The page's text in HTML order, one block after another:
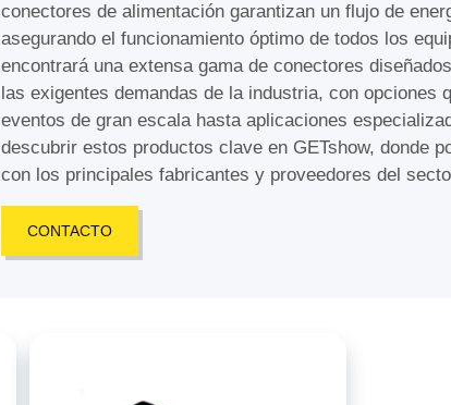
conectores de alimentación garantizan un flujo de
asegurando el funcionamiento óptimo de todos los
encontrará una extensa gama de conectores
las exigentes demandas de la industria, con opciones
eventos de gran escala hasta aplicaciones
descubrir estos productos clave en GETshow, donde
con los principales fabricantes y proveedores del
CONTACTO